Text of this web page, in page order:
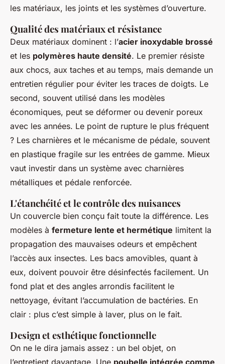
les matériaux, les joints et les systèmes d’ouverture.
Qualité des matériaux et résistance
Deux matériaux dominent : l’acier inoxydable brossé
et les polymères haute densité. Le premier résiste
aux chocs, aux taches et au temps, mais demande un
entretien régulier pour éviter les traces de doigts. Le
second, souvent utilisé dans les modèles
économiques, peut se déformer ou devenir poreux
avec les années. Le point de rupture le plus fréquent
? Les charnières et le mécanisme de pédale, souvent
en plastique fragile sur les entrées de gamme. Mieux
vaut investir dans un système avec charnières
métalliques et pédale renforcée.
L'étanchéité et le contrôle des nuisances
Un couvercle bien conçu fait toute la différence. Les
modèles à fermeture lente et hermétique limitent la
propagation des mauvaises odeurs et empêchent
l’accès aux insectes. Les bacs amovibles, quant à
eux, doivent pouvoir être désinfectés facilement. Un
fond plat et des angles arrondis facilitent le
nettoyage, évitant l’accumulation de bactéries. En
clair : plus c’est simple à laver, plus on le fait.
Design et esthétique fonctionnelle
On ne le dira jamais assez : un bel objet, on
l’entretient davantage. Une poubelle intégrée comme